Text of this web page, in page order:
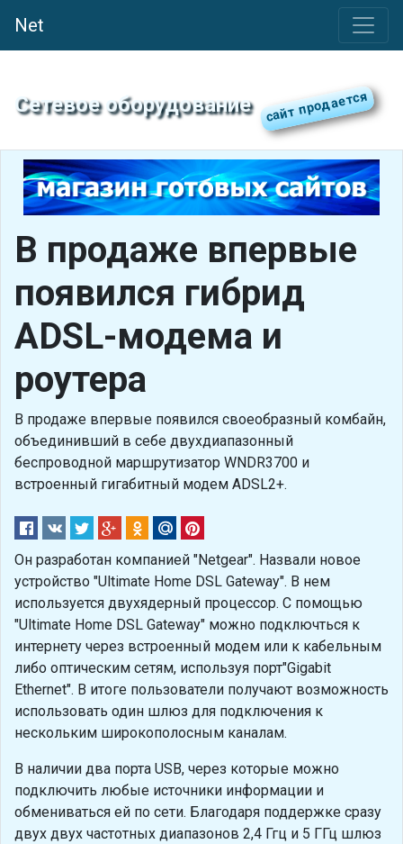
Net
Сетевое оборудование
В продаже впервые
появился гибрид
ADSL-модема и
роутера
В продаже впервые появился своеобразный комбайн,
объединивший в себе двухдиапазонный
беспроводной маршрутизатор WNDR3700 и
встроенный гигабитный модем ADSL2+.
Он разработан компанией "Netgear". Назвали новое
устройство "Ultimate Home DSL Gateway". В нем
используется двухядерный процессор. С помощью
"Ultimate Home DSL Gateway" можно подключться к
интернету через встроенный модем или к кабельным
либо оптическим сетям, используя порт"Gigabit
Ethernet". В итоге пользователи получают возможность
использовать один шлюз для подключения к
нескольким широкополосным каналам.
В наличии два порта USB, через которые можно
подключить любые источники информации и
обмениваться ей по сети. Благодаря поддержке сразу
двух двух частотных диапазонов 2,4 Ггц и 5 ГГц шлюз